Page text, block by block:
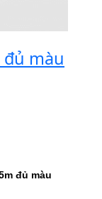
đủ màu
đủ màu